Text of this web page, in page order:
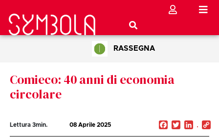
RASSEGNA
Comieco: 40 anni di economia
circolare
Lettura 3min. 08 Aprile 2025 Facebook
Twitter